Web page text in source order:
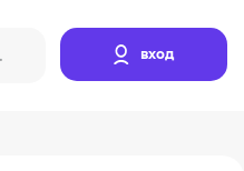
вход